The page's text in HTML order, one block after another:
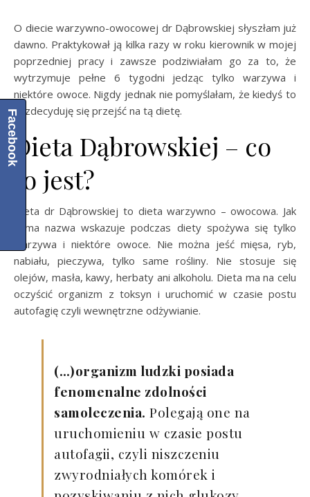
O diecie warzywno-owocowej dr Dąbrowskiej słyszłam już
dawno. Praktykował ją kilka razy w roku kierownik w mojej
poprzedniej pracy i zawsze podziwiałam go za to, że
wytrzymuje pełne 6 tygodni jedząc tylko warzywa i
niektóre owoce. Nigdy jednak nie pomyślałam, że kiedyś to
ja zdecyduję się przejść na tą dietę.
Dieta Dąbrowskiej – co
to jest?
Dieta dr Dąbrowskiej to dieta warzywno – owocowa. Jak
sama nazwa wskazuje podczas diety spożywa się tylko
warzywa i niektóre owoce. Nie można jeść mięsa, ryb,
nabiału, pieczywa, tylko same rośliny. Nie stosuje się
olejów, masła, kawy, herbaty ani alkoholu. Dieta ma na celu
oczyścić organizm z toksyn i uruchomić w czasie postu
autofagię czyli wewnętrzne odżywianie.
(…)organizm ludzki posiada
fenomenalne zdolności
samoleczenia. Polegają one na
uruchomieniu w czasie postu
autofagii, czyli niszczeniu
zwyrodniałych komórek i
Facebook